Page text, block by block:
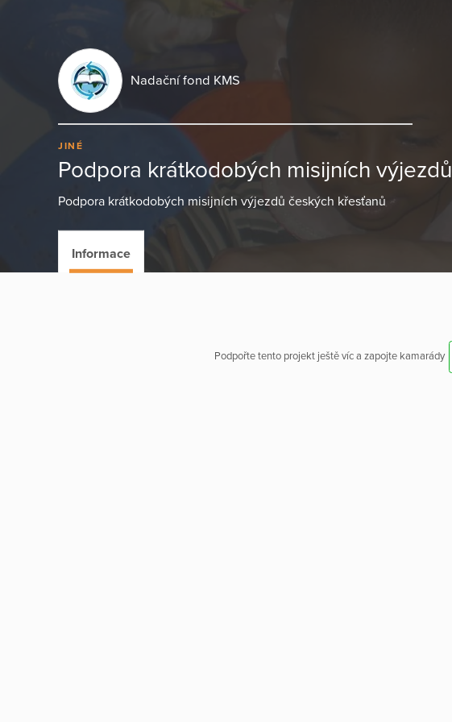
Nadační fond KMS
JINÉ
Podpora krátkodobých misijních výjezdů
Podpora krátkodobých misijních výjezdů českých křesťanů
Informace
Podpořte tento projekt ještě víc a zapojte kamarády